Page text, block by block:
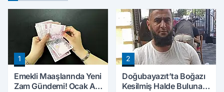
1
Emekli Maaşlarında Yeni
Zam Gündemi! Ocak Ayı
2
Doğubayazıt’ta Boğazı
Kesilmiş Halde Bulunan